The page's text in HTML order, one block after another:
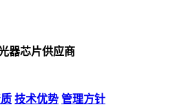
器芯片供应商
技术优势 管理方针